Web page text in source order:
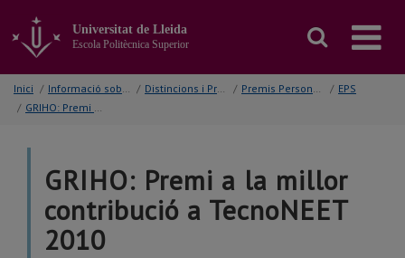
contingut
principal
pàgina
Universitat de Lleida
Escola Politècnica Superior
Inici / Informació sobre... / Distincions i Premis / Premis Personals / EPS
/ GRIHO: Premi a la millor contribució a TecnoNEET 2010
GRIHO: Premi a la millor
contribució a TecnoNEET
2010